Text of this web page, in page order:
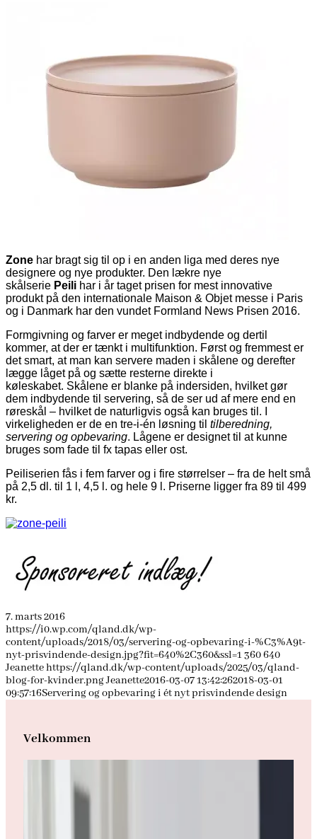
Zone har bragt sig til op i en anden liga med deres nye
designere og nye produkter. Den lækre nye
skålserie Peili har i år taget prisen for mest innovative
produkt på den internationale Maison & Objet messe i Paris
og i Danmark har den vundet Formland News Prisen 2016.
Formgivning og farver er meget indbydende og dertil
kommer, at der er tænkt i multifunktion. Først og fremmest er
det smart, at man kan servere maden i skålene og derefter
lægge låget på og sætte resterne direkte i
køleskabet. Skålene er blanke på indersiden, hvilket gør
dem indbydende til servering, så de ser ud af mere end en
røreskål – hvilket de naturligvis også kan bruges til. I
virkeligheden er de en tre-i-én løsning til tilberedning,
servering og opbevaring. Lågene er designet til at kunne
bruges som fade til fx tapas eller ost.
Peiliserien fås i fem farver og i fire størrelser – fra de helt små
på 2,5 dl. til 1 l, 4,5 l. og hele 9 l. Priserne ligger fra 89 til 499
kr.
7. marts 2016
https://i0.wp.com/qland.dk/wp-
content/uploads/2018/03/servering-og-opbevaring-i-%C3%A9t-
nyt-prisvindende-design.jpg?fit=640%2C360&ssl=1 360640
Jeanettehttps://qland.dk/wp-content/uploads/2025/03/qland-
blog-for-kvinder.pngJeanette2016-03-07 13:42:262018-03-01
09:57:16Servering og opbevaring i ét nyt prisvindende design
Velkommen